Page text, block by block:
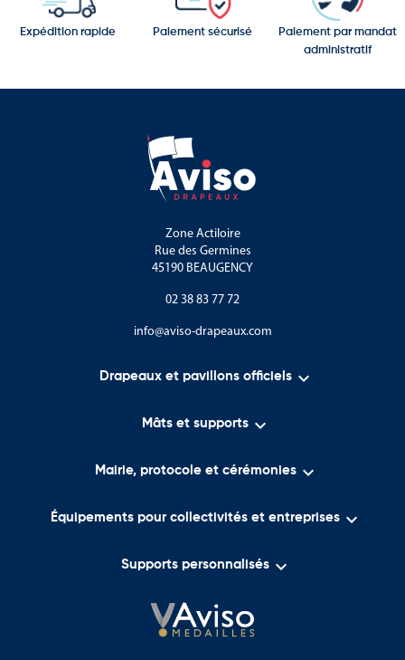
Expédition rapide Paiement sécurisé
Paiement par mandat
administratif
Zone Actiloire
Rue des Germines
45190 BEAUGENCY
02 38 83 77 72
info@aviso-drapeaux.com
Drapeaux et pavillons officiels 
Mâts et supports 
Mairie, protocole et cérémonies 
Équipements pour collectivités et entreprises 
Supports personnalisés 